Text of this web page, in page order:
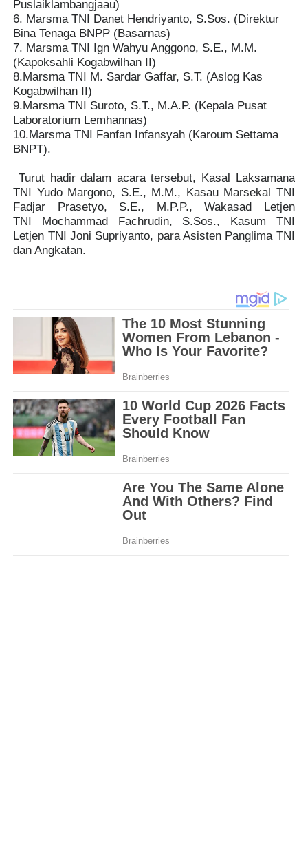
Puslaiklambangjaau)
6. Marsma TNI Danet Hendriyanto, S.Sos. (Direktur
Bina Tenaga BNPP (Basarnas)
7. Marsma TNI Ign Wahyu Anggono, S.E., M.M.
(Kapoksahli Kogabwilhan II)
8.Marsma TNI M. Sardar Gaffar, S.T. (Aslog Kas
Kogabwilhan II)
9.Marsma TNI Suroto, S.T., M.A.P. (Kepala Pusat
Laboratorium Lemhannas)
10.Marsma TNI Fanfan Infansyah (Karoum Settama
BNPT).
Turut hadir dalam acara tersebut, Kasal Laksamana
TNI Yudo Margono, S.E., M.M., Kasau Marsekal TNI
Fadjar Prasetyo, S.E., M.P.P., Wakasad Letjen
TNI Mochammad Fachrudin, S.Sos., Kasum TNI
Letjen TNI Joni Supriyanto, para Asisten Panglima TNI
dan Angkatan.